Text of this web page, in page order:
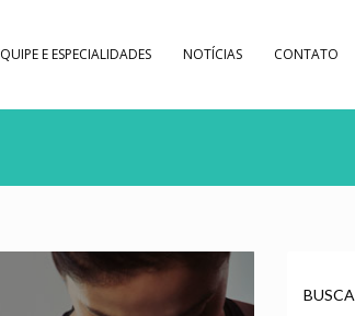
E ESPECIALIDADES NOTÍCIAS CONTATO
BUSCA